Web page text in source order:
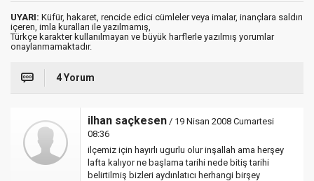
UYARI: Küfür, hakaret, rencide edici cümleler veya imalar, inançlara saldırı
içeren, imla kuralları ile yazılmamış,
Türkçe karakter kullanılmayan ve büyük harflerle yazılmış yorumlar
onaylanmamaktadır.
4 Yorum
ilhan saçkesen / 19 Nisan 2008 Cumartesi
08:36
ilçemiz için hayırlı ugurlu olur inşallah ama herşey
lafta kalıyor ne başlama tarihi nede bitiş tarihi
belirtilmiş bizleri aydınlatıcı herhangi birşey